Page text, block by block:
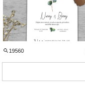
427
46
29
19560